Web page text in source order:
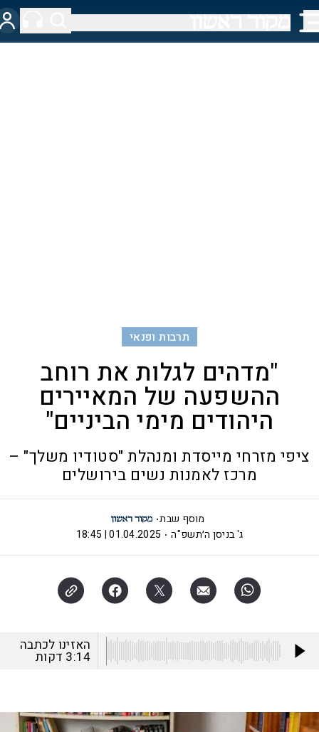
תרבות ופנאי
"מדהים לגלות את רוחב
ההשפעה של המאיירים
היהודים מימי הביניים"
ציפי מזרחי מייסדת ומנהלת "סטודיו משלך" –
מרכז לאמנות נשים בירושלים
מוסף שבת
ג' בניסן ה׳תשפ"ה
01.04.2025 | 18:45
האזינו לכתבה
3:14 דקות